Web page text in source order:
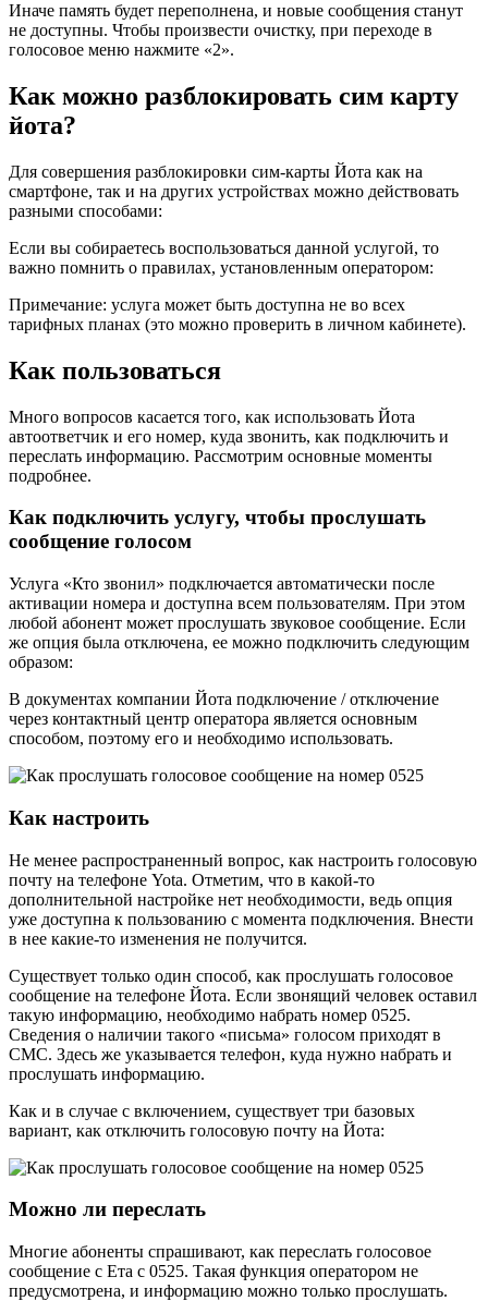
Иначе память будет переполнена, и новые сообщения станут
не доступны. Чтобы произвести очистку, при переходе в
голосовое меню нажмите «2».
Как можно разблокировать сим карту
йота?
Для совершения разблокировки сим-карты Йота как на
смартфоне, так и на других устройствах можно действовать
разными способами:
Если вы собираетесь воспользоваться данной услугой, то
важно помнить о правилах, установленным оператором:
Примечание: услуга может быть доступна не во всех
тарифных планах (это можно проверить в личном кабинете).
Как пользоваться
Много вопросов касается того, как использовать Йота
автоответчик и его номер, куда звонить, как подключить и
переслать информацию. Рассмотрим основные моменты
подробнее.
Как подключить услугу, чтобы прослушать
сообщение голосом
Услуга «Кто звонил» подключается автоматически после
активации номера и доступна всем пользователям. При этом
любой абонент может прослушать звуковое сообщение. Если
же опция была отключена, ее можно подключить следующим
образом:
В документах компании Йота подключение / отключение
через контактный центр оператора является основным
способом, поэтому его и необходимо использовать.
Как настроить
Не менее распространенный вопрос, как настроить голосовую
почту на телефоне Yota. Отметим, что в какой-то
дополнительной настройке нет необходимости, ведь опция
уже доступна к пользованию с момента подключения. Внести
в нее какие-то изменения не получится.
Существует только один способ, как прослушать голосовое
сообщение на телефоне Йота. Если звонящий человек оставил
такую информацию, необходимо набрать номер 0525.
Сведения о наличии такого «письма» голосом приходят в
СМС. Здесь же указывается телефон, куда нужно набрать и
прослушать информацию.
Как и в случае с включением, существует три базовых
вариант, как отключить голосовую почту на Йота:
Можно ли переслать
Многие абоненты спрашивают, как переслать голосовое
сообщение с Ета с 0525. Такая функция оператором не
предусмотрена, и информацию можно только прослушать.